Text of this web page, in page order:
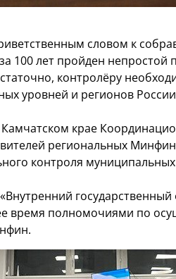
словом к
100 лет пройден непростой
контролёру
уровней и регионов
крае
региональных
контроля
время полномочиями по